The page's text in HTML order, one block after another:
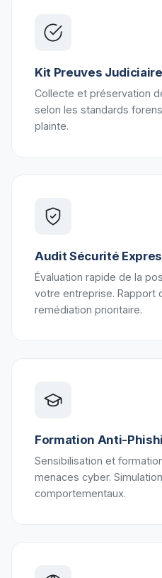
Kit Preuves
Collecte et préservation
selon les standards
plainte.
Audit Sécurité
Évaluation rapide de la
votre entreprise. Rapport
remédiation prioritaire.
Formation Anti-
Sensibilisation et
menaces cyber.
comportementaux.